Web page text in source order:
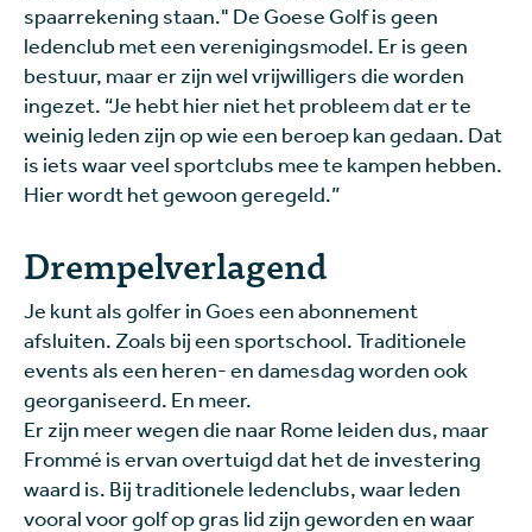
spaarrekening staan." De Goese Golf is geen
ledenclub met een verenigingsmodel. Er is geen
bestuur, maar er zijn wel vrijwilligers die worden
ingezet. “Je hebt hier niet het probleem dat er te
weinig leden zijn op wie een beroep kan gedaan. Dat
is iets waar veel sportclubs mee te kampen hebben.
Hier wordt het gewoon geregeld.”
Drempelverlagend
Je kunt als golfer in Goes een abonnement
afsluiten. Zoals bij een sportschool. Traditionele
events als een heren- en damesdag worden ook
georganiseerd. En meer.
Er zijn meer wegen die naar Rome leiden dus, maar
Frommé is ervan overtuigd dat het de investering
waard is. Bij traditionele ledenclubs, waar leden
vooral voor golf op gras lid zijn geworden en waar